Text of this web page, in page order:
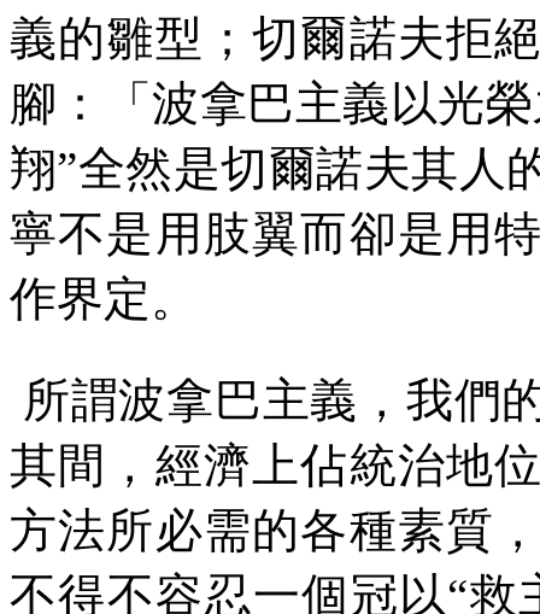
義的雛型；切爾諾夫拒
腳：「波拿巴主義以光
翔”全然是切爾諾夫其人
寧不是用肢翼而卻是用
作界定。
所謂波拿巴主義，我們
其間，經濟上佔統治地
方法所必需的各種素質
不得不容忍一個冠以“